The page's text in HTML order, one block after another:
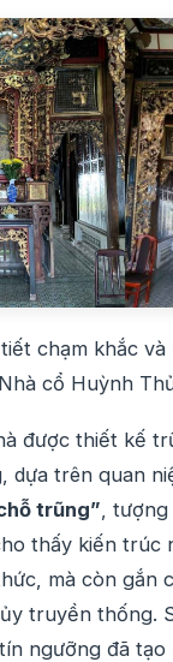
chạm khắc
Nhà cổ Huỳnh
được thiết kế
dựa trên quan
trũng” ,
thấy kiến trúc
mà còn gắn
truyền thống.
ngưỡng đã tạo